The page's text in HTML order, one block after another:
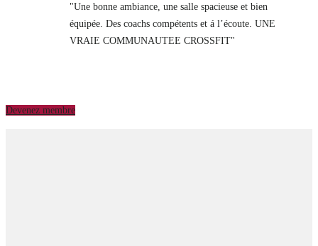
Une bonne ambiance, une salle spacieuse et bien
équipée. Des coachs compétents et á l’écoute. UNE
VRAIE COMMUNAUTEE CROSSFIT
Devenez membre